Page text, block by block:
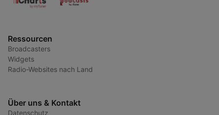
Ressourcen
Broadcasters
Widgets
Radio-Websites nach Land
Über uns & Kontakt
Datenschutz